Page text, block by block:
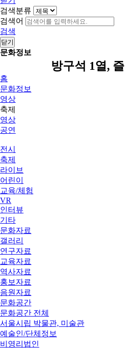
검색분류
검색어
검색
닫기
문화정보
방구석 1열,
홈
문화정보
영상
축제
영상
공연
전시
축제
라이브
어린이
교육/체험
VR
인터뷰
기타
문화자료
갤러리
연구자료
교육자료
역사자료
홍보자료
음원자료
문화공간
문화공간 전체
서울시립 박물관, 미술관
예술인/단체정보
비영리법인